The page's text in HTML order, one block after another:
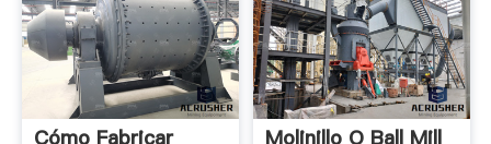
Cómo Fabricar
Molinillo O Ball Mill